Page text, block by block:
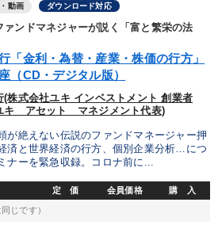
動画 ダウンロード対応
ァンドマネジャーが説く「富と繁栄の法
「金利・為替・産業・株価の行方」
（CD・デジタル版）
(株式会社ユキ インベストメント 創業者
キ アセット マネジメント代表)
が絶えない伝説のファンドマネージャー押
済と世界経済の行方、個別企業分析…につ
ナーを緊急収録。コロナ前に...
定 価 会員価格 購 入
じです）